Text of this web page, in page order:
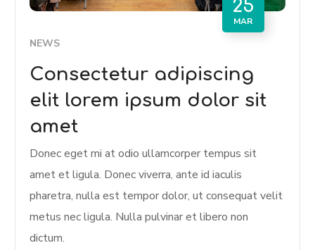
25
MAR
NEWS
Consectetur adipiscing
elit lorem ipsum dolor sit
amet
Donec eget mi at odio ullamcorper tempus sit
amet et ligula. Donec viverra, ante id iaculis
pharetra, nulla est tempor dolor, ut consequat velit
metus nec ligula. Nulla pulvinar et libero non
dictum.